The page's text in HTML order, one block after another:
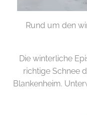
Rund um den
Die winterliche
richtige Schnee
Blankenheim.